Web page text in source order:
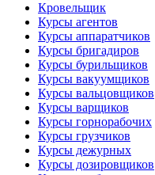
Кровельщик
Курсы агентов
Курсы аппаратчиков
Курсы бригадиров
Курсы бурильщиков
Курсы вакуумщиков
Курсы вальцовщиков
Курсы варщиков
Курсы горнорабочих
Курсы грузчиков
Курсы дежурных
Курсы дозировщиков